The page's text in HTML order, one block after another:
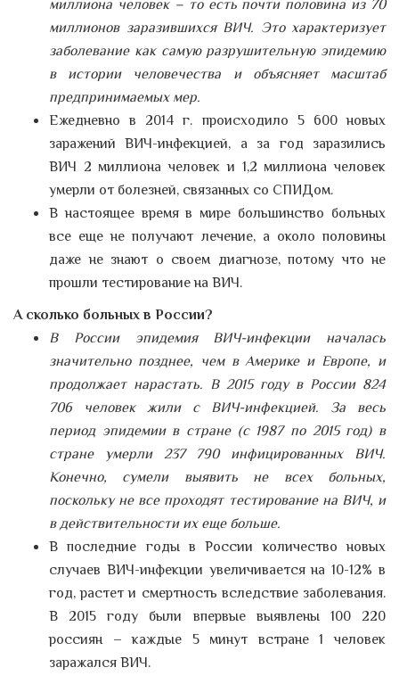
миллиона человек – то есть почти половина из 70
миллионов заразившихся ВИЧ. Это характеризует
заболевание как самую разрушительную эпидемию
в истории человечества и объясняет масштаб
предпринимаемых мер.
Ежедневно в 2014 г. происходило 5 600 новых
заражений ВИЧ-инфекцией, а за год заразились
ВИЧ 2 миллиона человек и 1,2 миллиона человек
умерли от болезней, связанных со СПИДом.
В настоящее время в мире большинство больных
все еще не получают лечение, а около половины
даже не знают о своем диагнозе, потому что не
прошли тестирование на ВИЧ.
А сколько больных в России?
В России эпидемия ВИЧ-инфекции началась
значительно позднее, чем в Америке и Европе, и
продолжает нарастать. В 2015 году в России 824
706 человек жили с ВИЧ-инфекцией. За весь
период эпидемии в стране (с 1987 по 2015 год) в
стране умерли 237 790 инфицированных ВИЧ.
Конечно, сумели выявить не всех больных,
поскольку не все проходят тестирование на ВИЧ, и
в действительности их еще больше.
В последние годы в России количество новых
случаев ВИЧ-инфекции увеличивается на 10-12% в
год, растет и смертность вследствие заболевания.
В 2015 году были впервые выявлены 100 220
россиян – каждые 5 минут встране 1 человек
заражался ВИЧ.